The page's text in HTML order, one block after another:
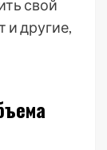
свой
и другие,